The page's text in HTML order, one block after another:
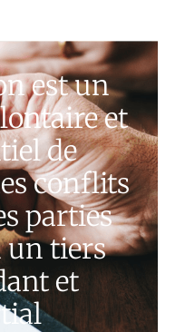
est un
et
de
conflits
parties
un tiers
et